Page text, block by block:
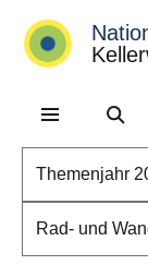
Themenjahr
Rad- und